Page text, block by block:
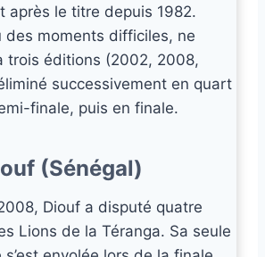
après le titre depuis 1982.
des moments difficiles, ne
trois éditions (2002, 2008,
successivement en quart
finale, puis en finale.
(Sénégal)
Diouf a disputé quatre
Lions de la Téranga. Sa seule